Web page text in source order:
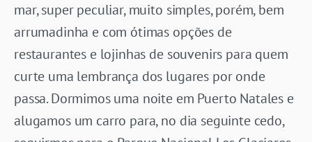
mar, super peculiar, muito simples, porém, bem
arrumadinha e com ótimas opções de
restaurantes e lojinhas de souvenirs para quem
curte uma lembrança dos lugares por onde
passa. Dormimos uma noite em Puerto Natales e
alugamos um carro para, no dia seguinte cedo,